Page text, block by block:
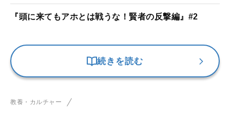
『頭に来てもアホとは戦うな！賢者の反撃編』#2
続きを読む
教養・カルチャー